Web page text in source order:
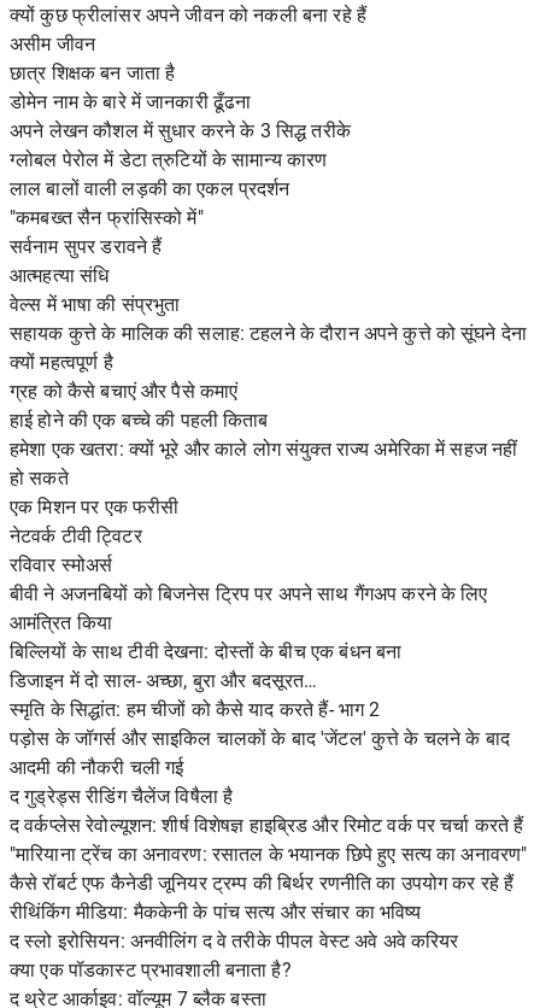
क्यों कुछ फ्रीलांसर अपने जीवन को नकली बना रहे हैं
असीम जीवन
छात्र शिक्षक बन जाता है
डोमेन नाम के बारे में जानकारी ढूँढना
अपने लेखन कौशल में सुधार करने के 3 सिद्ध तरीके
ग्लोबल पेरोल में डेटा त्रुटियों के सामान्य कारण
लाल बालों वाली लड़की का एकल प्रदर्शन
"कमबख्त सैन फ्रांसिस्को में"
सर्वनाम सुपर डरावने हैं
आत्महत्या संधि
वेल्स में भाषा की संप्रभुता
सहायक कुत्ते के मालिक की सलाह: टहलने के दौरान अपने कुत्ते को सूंघने देना
क्यों महत्वपूर्ण है
ग्रह को कैसे बचाएं और पैसे कमाएं
हाई होने की एक बच्चे की पहली किताब
हमेशा एक खतरा: क्यों भूरे और काले लोग संयुक्त राज्य अमेरिका में सहज नहीं
हो सकते
एक मिशन पर एक फरीसी
नेटवर्क टीवी ट्विटर
रविवार स्मोअर्स
बीवी ने अजनबियों को बिजनेस ट्रिप पर अपने साथ गैंगअप करने के लिए
आमंत्रित किया
बिल्लियों के साथ टीवी देखना: दोस्तों के बीच एक बंधन बना
डिजाइन में दो साल- अच्छा, बुरा और बदसूरत…
स्मृति के सिद्धांत: हम चीजों को कैसे याद करते हैं- भाग 2
पड़ोस के जॉगर्स और साइकिल चालकों के बाद 'जेंटल' कुत्ते के चलने के बाद
आदमी की नौकरी चली गई
द गुड्रेड्स रीडिंग चैलेंज विषैला है
द वर्कप्लेस रेवोल्यूशन: शीर्ष विशेषज्ञ हाइब्रिड और रिमोट वर्क पर चर्चा करते हैं
"मारियाना ट्रेंच का अनावरण: रसातल के भयानक छिपे हुए सत्य का अनावरण"
कैसे रॉबर्ट एफ कैनेडी जूनियर ट्रम्प की बिर्थर रणनीति का उपयोग कर रहे हैं
रीथिंकिंग मीडिया: मैककेनी के पांच सत्य और संचार का भविष्य
द स्लो इरोसियन: अनवीलिंग द वे तरीके पीपल वेस्ट अवे अवे करियर
क्या एक पॉडकास्ट प्रभावशाली बनाता है?
द थ्रेट आर्काइव: वॉल्यूम 7 ब्लैक बस्ता